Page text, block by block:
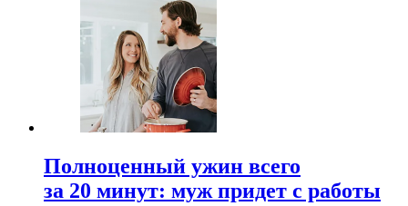
Полноценный ужин всего
за 20 минут: муж придет с работы